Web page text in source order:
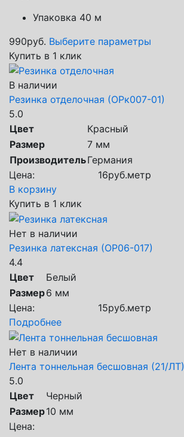
Упаковка 40 м
990руб. Выберите параметры
Купить в 1 клик
В наличии
Резинка отделочная (ОРк007-01)
5.0
Цвет
Красный
Размер
7 мм
ПроизводительГермания
Цена:
16руб.метр
В корзину
Купить в 1 клик
Нет в наличии
Резинка латексная (ОР06-017)
4.4
Цвет
Белый
Размер6 мм
Цена:
15руб.метр
Подробнее
Нет в наличии
Лента тоннельная бесшовная (21/ЛТ)
5.0
Цвет
Черный
Размер10 мм
Цена: